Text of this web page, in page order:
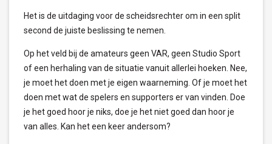
Het is de uitdaging voor de scheidsrechter om in een split
second de juiste beslissing te nemen.
Op het veld bij de amateurs geen VAR, geen Studio Sport
of een herhaling van de situatie vanuit allerlei hoeken. Nee,
je moet het doen met je eigen waarneming. Of je moet het
doen met wat de spelers en supporters er van vinden. Doe
je het goed hoor je niks, doe je het niet goed dan hoor je
van alles. Kan het een keer andersom?